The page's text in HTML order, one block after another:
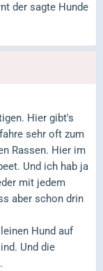
der sagte Hunde
Hier gibt's
sehr oft zum
Rassen. Hier im
Und ich hab ja
mit jedem
aber schon drin
Hund auf
Und die